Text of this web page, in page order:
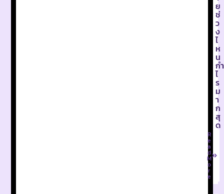
ย
ช่
ว
ง
ไ
ห
น
กำ
ไ
ร
ม
า
ก
สุ
ด
R
e
a
d
M
o
r
e